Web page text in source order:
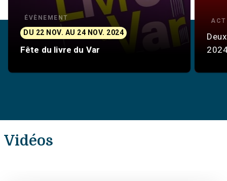
ÉVÈNEMENT
DU 22 NOV. AU 24 NOV. 2024
Fête du livre du Var
Vidéos